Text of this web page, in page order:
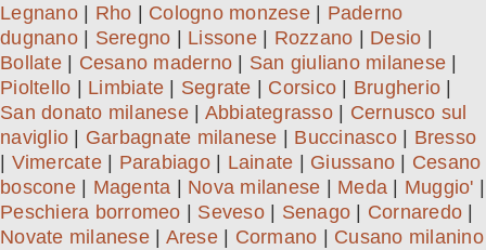
Legnano| Rho Cologno monzese| Paderno
dugnano| Seregno Lissone| Rozzano Desio
Bollate| Cesano maderno San giuliano milanese
Pioltello
Limbiate Segrate Corsico Brugherio
San donato milanese| Abbiategrasso| Cernusco sul
naviglio
Garbagnate milanese Buccinasco| Bresso
Vimercate| Parabiago| Lainate Giussano
Cesano
boscone| Magenta Nova milanese Meda Muggio'
Peschiera borromeo
Seveso| Senago Cornaredo
Novate milanese| Arese| Cormano
Cusano milanino